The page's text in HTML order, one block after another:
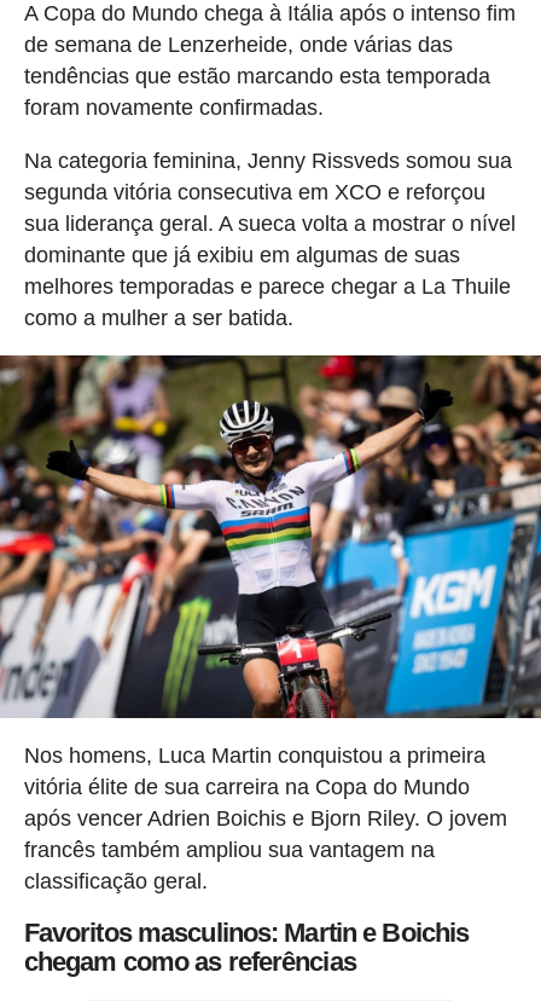
A Copa do Mundo chega à Itália após o intenso fim
de semana de Lenzerheide, onde várias das
tendências que estão marcando esta temporada
foram novamente confirmadas.
Na categoria feminina, Jenny Rissveds somou sua
segunda vitória consecutiva em XCO e reforçou
sua liderança geral. A sueca volta a mostrar o nível
dominante que já exibiu em algumas de suas
melhores temporadas e parece chegar a La Thuile
como a mulher a ser batida.
Nos homens, Luca Martin conquistou a primeira
vitória élite de sua carreira na Copa do Mundo
após vencer Adrien Boichis e Bjorn Riley. O jovem
francês também ampliou sua vantagem na
classificação geral.
Favoritos masculinos: Martin e Boichis
chegam como as referências